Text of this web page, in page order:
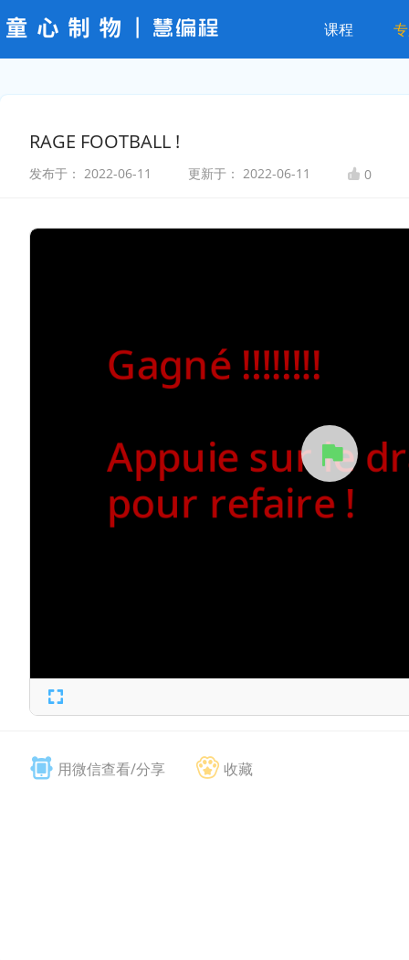
课程
RAGE FOOTBALL !
发布于： 2022-06-11 更新于： 2022-06-11 0
用微信查看/分享 收藏